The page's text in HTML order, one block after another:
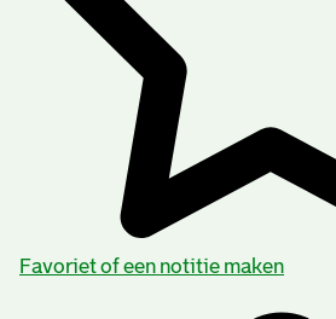
Favoriet of een notitie maken